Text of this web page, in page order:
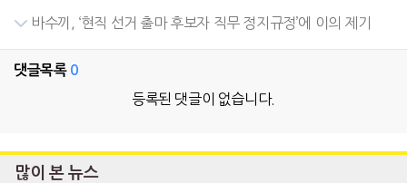
바수끼, ‘현직 선거 출마 후보자 직무 정지규정’에 이의 제기
댓글목록 0
등록된 댓글이 없습니다.
많이 본 뉴스